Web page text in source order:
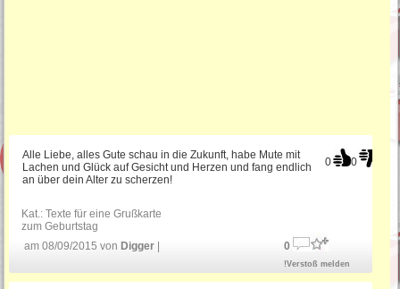
0 0
Alle Liebe, alles Gute schau in die Zukunft, habe Mute mit
Lachen und Glück auf Gesicht und Herzen und fang endlich
an über dein Alter zu scherzen!
Kat.:Texte für eine Grußkarte
zum Geburtstag
am 08/09/2015 von Digger 0
!Verstoß melden